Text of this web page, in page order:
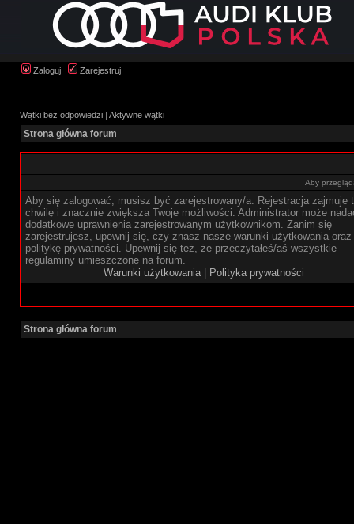
Zaloguj Zarejestruj
Wątki bez odpowiedzi | Aktywne wątki
Strona główna forum
Aby
Aby się zalogować, musisz być zarejestrowany/a. Rejestracja zajmuje
chwilę i znacznie zwiększa Twoje możliwości. Administrator może
dodatkowe uprawnienia zarejestrowanym użytkownikom. Zanim się
zarejestrujesz, upewnij się, czy znasz nasze warunki użytkowania oraz
politykę prywatności. Upewnij się też, że przeczytałeś/aś wszystkie
regulaminy umieszczone na forum.
Warunki użytkowania| Polityka prywatności
Strona główna forum